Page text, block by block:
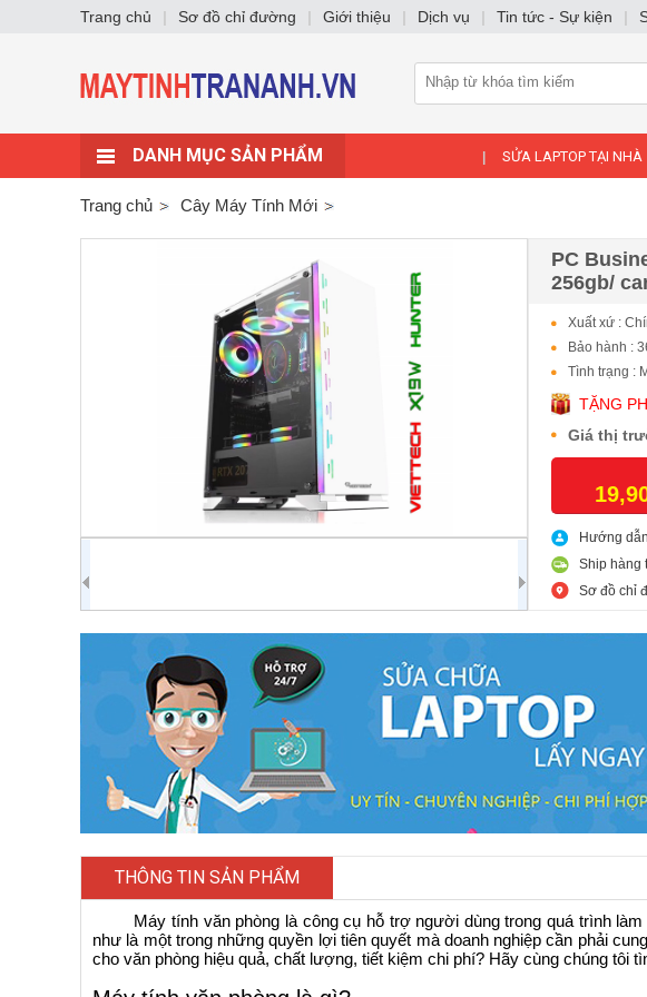
DANH MỤC SẢN PHẨM SỬA LAPTOP TẠI NHÀ
Trang chủ Cây Máy Tính Mới
PC
256gb/
Xuất xứ :
Bảo hành :
Tình trạng :
TẶNG
Giá thị
Hướng
Ship hàng
Sơ đồ chỉ
THÔNG TIN SẢN PHẨM
Máy tính văn phòng là công cụ hỗ trợ người dùng trong quá trình
như là một trong những quyền lợi tiên quyết mà doanh nghiệp cần phải
cho văn phòng hiệu quả, chất lượng, tiết kiệm chi phí? Hãy cùng chúng tôi
Trang chủ | Sơ đồ chỉ đường | Giới thiệu | Dịch vụ | Tin tức - Sự kiện |